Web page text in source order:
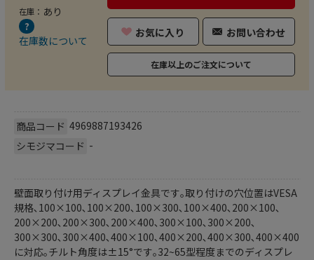
在庫： あり
在庫数について
お気に入り お問い合わせ
在庫以上のご注文について
商品コード 4969887193426
シモジマコード -
壁面取り付け用ディスプレイ金具です｡取り付けの穴位置はVESA
規格､100×100､100×200､100×300､100×400､200×100､
200×200､200×300､200×400､300×100､300×200､
300×300､300×400､400×100､400×200､400×300､400×400
に対応｡チルト角度は±15°です｡32~65型程度までのディスプレ